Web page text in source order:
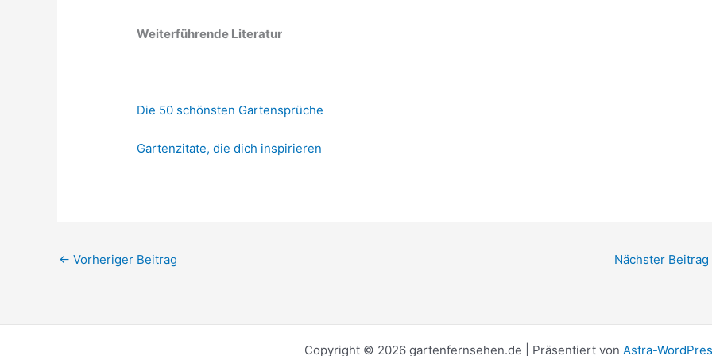
Weiterführende Literatur
Die 50 schönsten Gartensprüche
Gartenzitate, die dich inspirieren
← Vorheriger Beitrag Nächster Beitrag
Copyright © 2026 gartenfernsehen.de | Präsentiert von Astra-